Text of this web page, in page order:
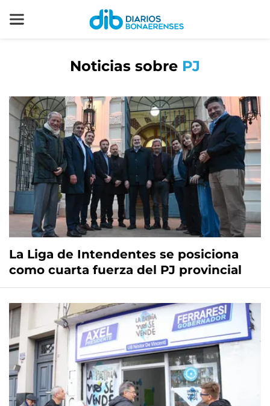
Noticias sobre PJ
La Liga de Intendentes se posiciona
como cuarta fuerza del PJ provincial